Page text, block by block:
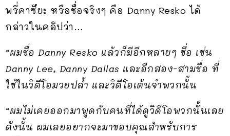
พรี่คาซึยะ หรือชื่อจริงๆ คือ Danny Resko ได้
กล่าวในคลิปว่า…
“ผมชื่อ Danny Resko แล้วก็มีอีกหลายๆ ชื่อ เช่น
Danny Lee, Danny Dallas และอีกสอง-สามชื่อ ที่
ใช้ในวิดีโอมวยปล้ำ และวิดีโอเต้นจำพวกนั้น
“ผมไม่เคยออกมาพูดกับคนที่ได้ดูวิดีโอพวกนั้นเลย
ดังนั้น ผมเลยอยากจะมาขอบคุณสำหรับการ